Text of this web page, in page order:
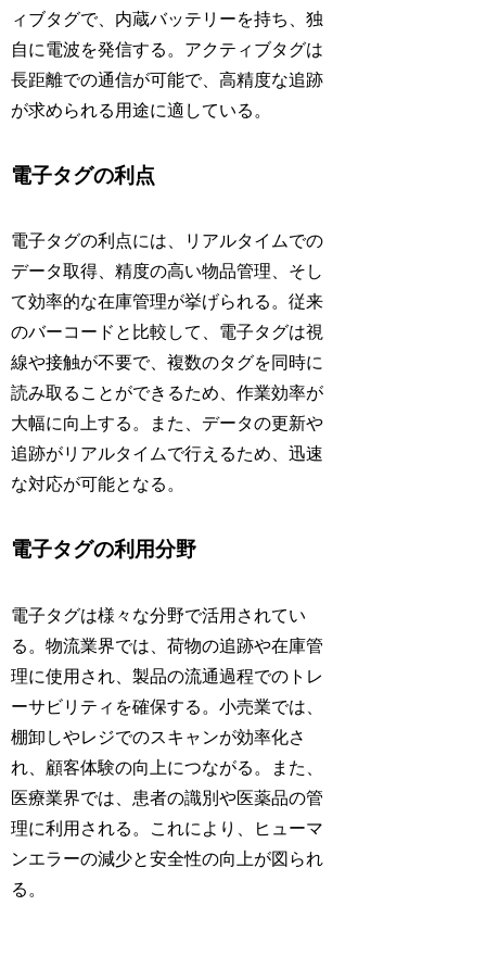
ィブタグで、内蔵バッテリーを持ち、独
自に電波を発信する。アクティブタグは
長距離での通信が可能で、高精度な追跡
が求められる用途に適している。
電子タグの利点
電子タグの利点には、リアルタイムでの
データ取得、精度の高い物品管理、そし
て効率的な在庫管理が挙げられる。従来
のバーコードと比較して、電子タグは視
線や接触が不要で、複数のタグを同時に
読み取ることができるため、作業効率が
大幅に向上する。また、データの更新や
追跡がリアルタイムで行えるため、迅速
な対応が可能となる。
電子タグの利用分野
電子タグは様々な分野で活用されてい
る。物流業界では、荷物の追跡や在庫管
理に使用され、製品の流通過程でのトレ
ーサビリティを確保する。小売業では、
棚卸しやレジでのスキャンが効率化さ
れ、顧客体験の向上につながる。また、
医療業界では、患者の識別や医薬品の管
理に利用される。これにより、ヒューマ
ンエラーの減少と安全性の向上が図られ
る。